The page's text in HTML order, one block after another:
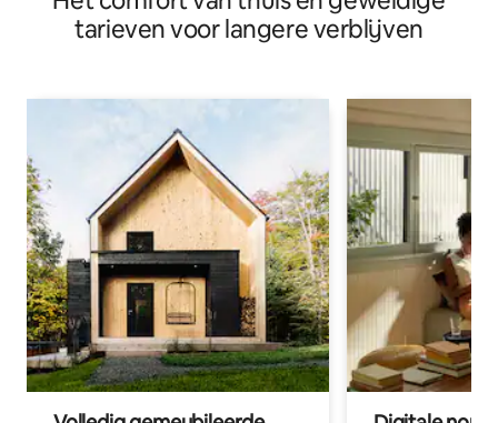
tarieven voor langere verblijven